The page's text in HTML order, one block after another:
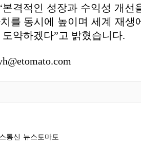
본격적인 성장과 수익성 개선
를 동시에 높이며 세계 재생
약하겠다”고 밝혔습니다.
통신 뉴스토마토